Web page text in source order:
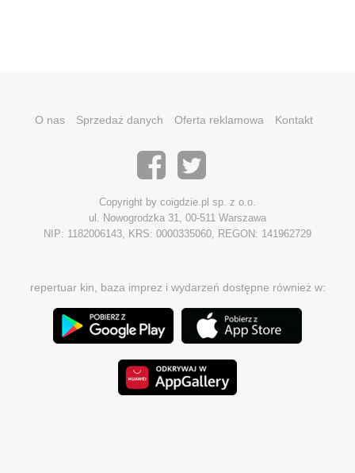
O nas Sprzedaż danych Oferta reklamowa Kontakt
Copyright by coigdzie.pl sp. z o.o.
ul. Nowogrodzka 31, 00-511 Warszawa
NIP: 1182006143, KRS: 0000335060, REGON: 141962729
repertuar kin, baza imprez i wydarzeń dostępne również w: